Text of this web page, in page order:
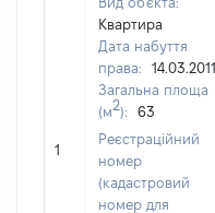
1
Квартира
Дата набуття
права:
14.03.2011
Загальна площа
(м2):
63
Реєстраційний
номер
(кадастровий
номер для